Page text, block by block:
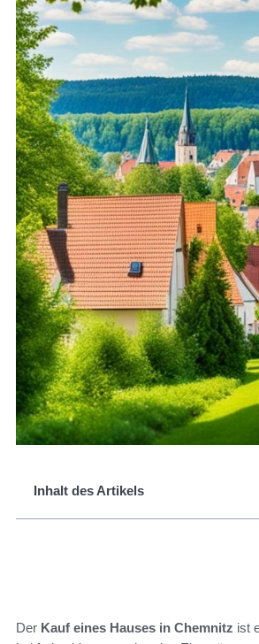
Inhalt des Artikels
Der Kauf eines Hauses in Chemnitz ist